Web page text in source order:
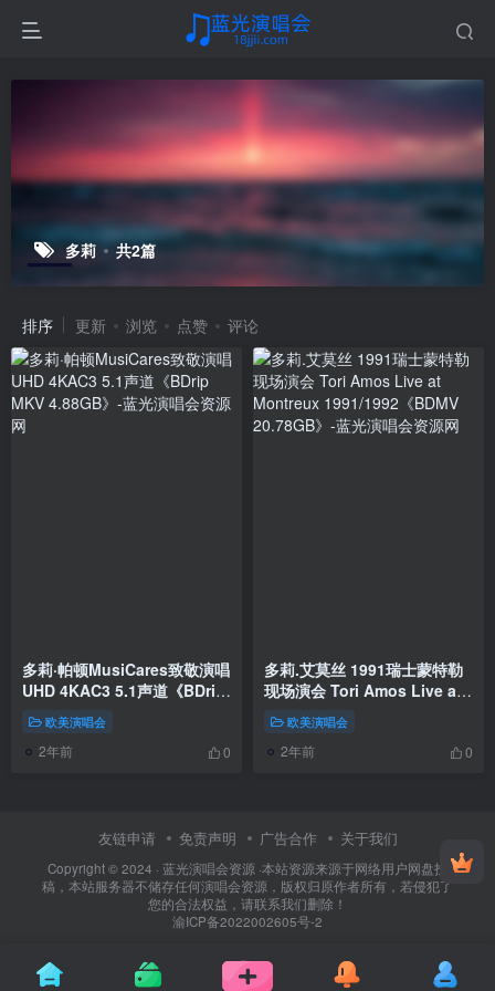
多莉 共2篇
排序 更新 浏览 点赞 评论
多莉·帕顿MusiCares致敬演唱
UHD 4KAC3 5.1声道《BDrip
MKV 4.88GB》
欧美演唱会
2年前 0
多莉.艾莫丝 1991瑞士蒙特勒
现场演会 Tori Amos Live at
Montreux
1991/1992《BDMV
20.78GB》
欧美演唱会
2年前 0
友链申请 免责声明 广告合作 关于我们
Copyright © 2024 · 蓝光演唱会资源 ·本站资源来源于网络用户网盘投
稿，本站服务器不储存任何演唱会资源，版权归原作者所有，若侵犯了
您的合法权益，请联系我们删除！
渝ICP备2022002605号-2